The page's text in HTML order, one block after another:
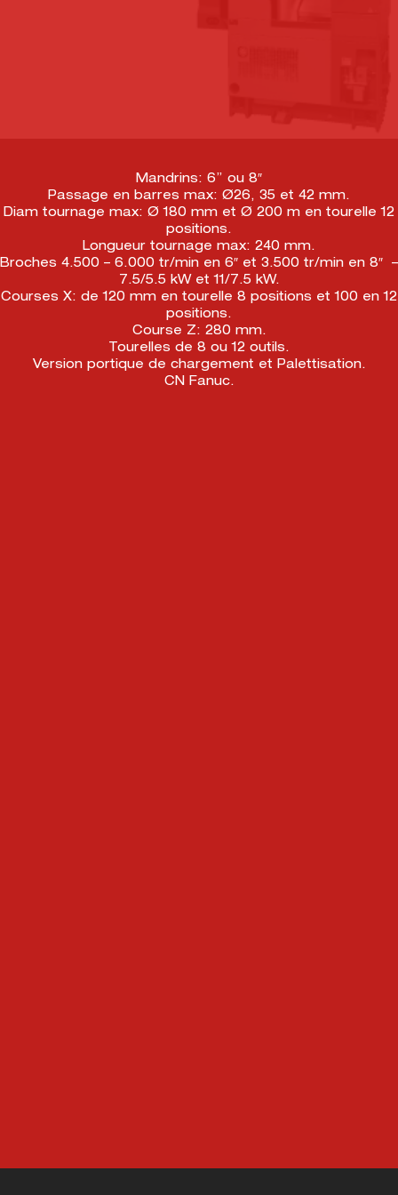
Mandrins: 6’’ ou 8″
Passage en barres max: Ø26, 35 et 42 mm.
Diam tournage max: Ø 180 mm et Ø 200 m en tourelle 12
positions.
Longueur tournage max: 240 mm.
Broches 4.500 – 6.000 tr/min en 6″ et 3.500 tr/min en 8″ –
7.5/5.5 kW et 11/7.5 kW.
Courses X: de 120 mm en tourelle 8 positions et 100 en 12
positions.
Course Z: 280 mm.
Tourelles de 8 ou 12 outils.
Version portique de chargement et Palettisation.
CN Fanuc.